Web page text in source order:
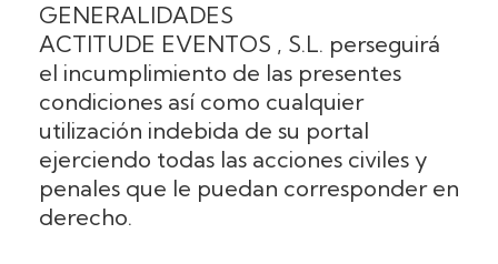
GENERALIDADES
ACTITUDE EVENTOS , S.L. perseguirá
el incumplimiento de las presentes
condiciones así como cualquier
utilización indebida de su portal
ejerciendo todas las acciones civiles y
penales que le puedan corresponder en
derecho.